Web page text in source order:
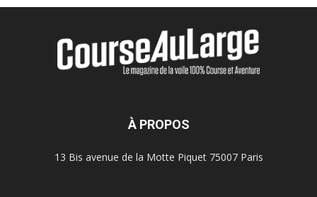
À PROPOS
13 Bis avenue de la Motte Piquet 75007 Paris